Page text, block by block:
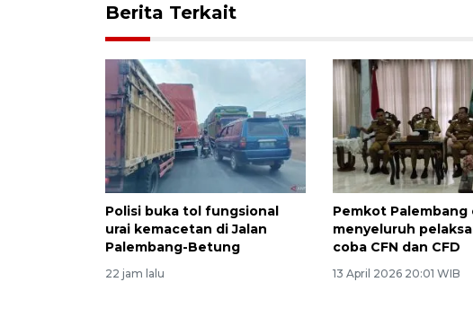
Berita Terkait
Polisi buka tol fungsional
urai kemacetan di Jalan
Palembang-Betung
22 jam lalu
Pemkot Palembang
menyeluruh
coba CFN dan CFD
13 April 2026 20:01 WIB